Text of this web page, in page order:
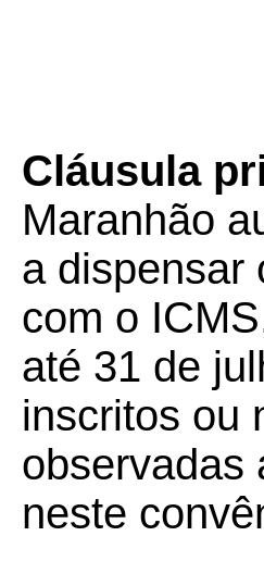
Cláusula
Maranhão
a dispensar
com o
até 31 de
inscritos ou
observadas
neste